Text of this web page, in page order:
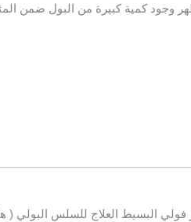
وجود كمية كبيرة من البول ضمن
فولي البسيط العلاج للسلس البولي